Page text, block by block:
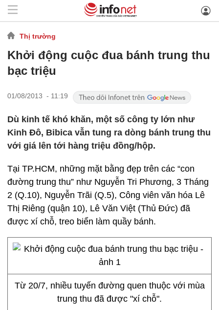
Thị trường
Khởi động cuộc đua bánh trung thu
bạc triệu
01/08/2013 - 11:19
Dù kinh tế khó khăn, một số công ty lớn như
Kinh Đô, Bibica vẫn tung ra dòng bánh trung thu
với giá lên tới hàng triệu đồng/hộp.
Tại TP.HCM, những mặt bằng đẹp trên các “con
đường trung thu” như Nguyễn Tri Phương, 3 Tháng
2 (Q.10), Nguyễn Trãi (Q.5), Công viên văn hóa Lê
Thị Riêng (quận 10), Lê Văn Việt (Thủ Đức) đã
được xí chỗ, treo biển làm quầy bánh.
Từ 20/7, nhiều tuyến đường quen thuộc với mùa
trung thu đã được "xí chỗ".